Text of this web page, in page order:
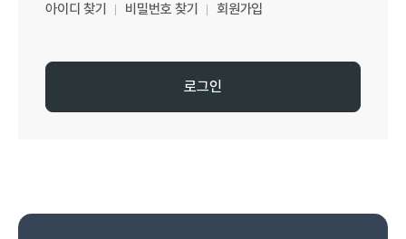
아이디 찾기 비밀번호 찾기 회원가입
로그인